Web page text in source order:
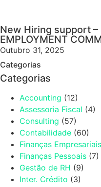
New Hiring support –
EMPLOYMENT
Outubro 31, 2025
Categorias
Categorias
Accounting (12)
Assessoria Fiscal (4)
Consulting (57)
Contabilidade (60)
Finanças Empresariais
Finanças Pessoais (7)
Gestão de RH (9)
Inter. Crédito (3)